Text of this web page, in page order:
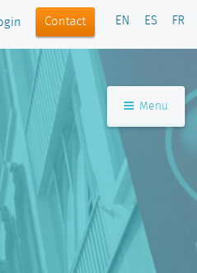
Contact EN ES FR
Menu